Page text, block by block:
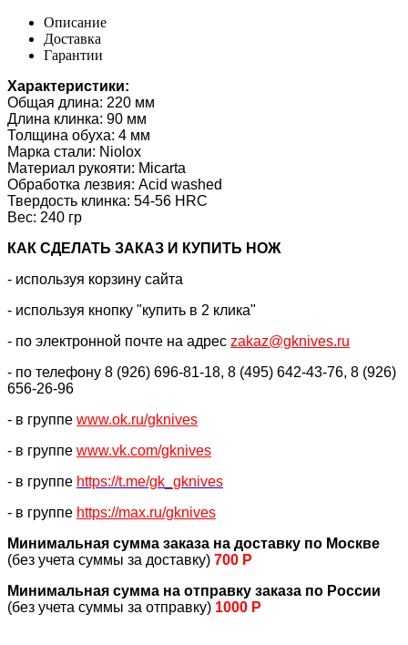
Описание
Доставка
Гарантии
Характеристики:
Общая длина: 220 мм
Длина клинка: 90 мм
Толщина обуха: 4 мм
Марка стали: Niolox
Материал рукояти: Micarta
Обработка лезвия: Acid washed
Твердость клинка: 54-56 HRC
Вес: 240 гр
КАК CДЕЛАТЬ ЗАКАЗ И КУПИТЬ НОЖ
- используя корзину сайта
- используя кнопку "купить в 2 клика"
- по электронной почте на адрес zakaz@gknives.ru
- по телефону 8 (926) 696-81-18, 8 (495) 642-43-76, 8 (926)
656-26-96
- в группе www.ok.ru/gknives
- в группе www.vk.com/gknives
- в группе https://t.me/gk_gknives
- в группе https://max.ru/gknives
Минимальная сумма заказа на доставку по Москве
(без учета суммы за доставку) 700 Р
Минимальная сумма на отправку заказа по России
(без учета суммы за отправку) 1000 Р